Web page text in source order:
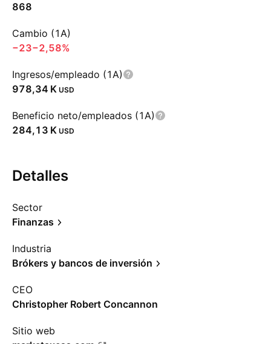
868
Cambio (1A)
−23−2,58%
Ingresos/empleado (1A)
‪978,34 K‬ USD
Beneficio neto/empleados (1A)
‪284,13 K‬ USD
Detalles
Sector
Finanzas
Industria
Brókers y bancos de inversión
CEO
Christopher Robert Concannon
Sitio web